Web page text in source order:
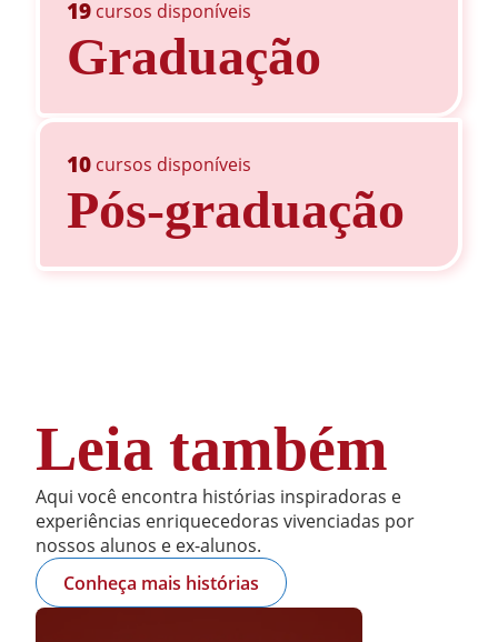
19 cursos disponíveis
Graduação
10 cursos disponíveis
Pós-graduação
Leia também
Aqui você encontra histórias inspiradoras e
experiências enriquecedoras vivenciadas por
nossos alunos e ex-alunos.
Conheça mais histórias